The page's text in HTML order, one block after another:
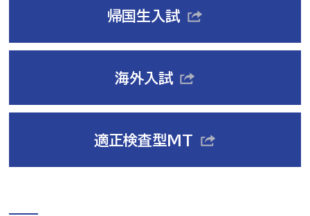
帰国生入試
海外入試
適正検査型MT